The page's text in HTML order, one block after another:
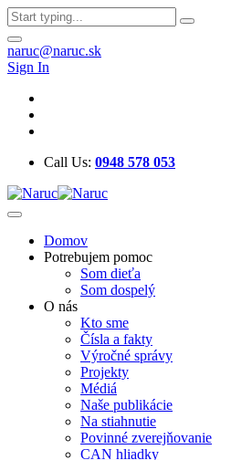
naruc@naruc.sk
Sign In
Call Us: 0948 578 053
Domov
Potrebujem pomoc
Som dieťa
Som dospelý
O nás
Kto sme
Čísla a fakty
Výročné správy
Projekty
Médiá
Naše publikácie
Na stiahnutie
Povinné zverejňovanie
CAN hliadky